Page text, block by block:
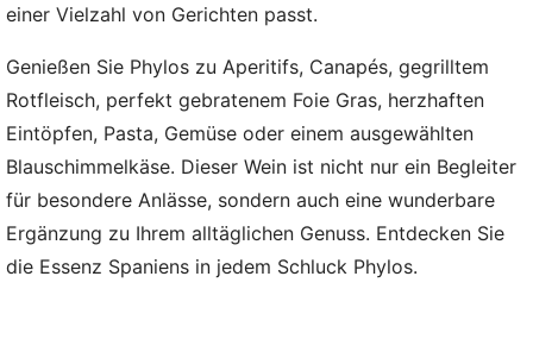
einer Vielzahl von Gerichten passt.
Genießen Sie Phylos zu Aperitifs, Canapés, gegrilltem
Rotfleisch, perfekt gebratenem Foie Gras, herzhaften
Eintöpfen, Pasta, Gemüse oder einem ausgewählten
Blauschimmelkäse. Dieser Wein ist nicht nur ein Begleiter
für besondere Anlässe, sondern auch eine wunderbare
Ergänzung zu Ihrem alltäglichen Genuss. Entdecken Sie
die Essenz Spaniens in jedem Schluck Phylos.